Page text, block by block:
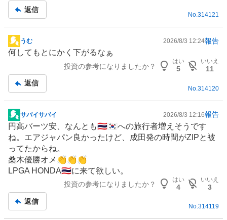
事
返信
No.314121
掲
示
事
うむ 2026/8/3 12:24報告
何してもとにかく下がるなぁ
投資の参考になりましたか？
はい
5
いいえ
11
返信
No.314120
掲
示
板
記
事
サバイサバイ 2026/8/3 12:16報告
円高バーツ安、なんとも🇹🇭🇰🇷への旅行者増えそうです
ね。エアジャパン良かったけど、成田発の時間がZIPと被
ってたからね。
桑木優勝オメ👏👏👏
LPGA HONDA🇹🇭に来て欲しい。
投資の参考になりましたか？
はい
4
いいえ
3
返信
No.314119